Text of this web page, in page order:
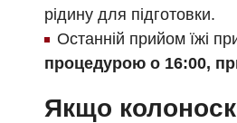
рідину для підготовки.
Останній прийом їжі
процедурою о 16:00,
Якщо